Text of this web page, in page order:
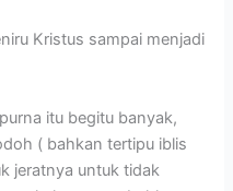
Kristus sampai menjadi
itu begitu banyak,
( bahkan tertipu iblis
jeratnya untuk tidak